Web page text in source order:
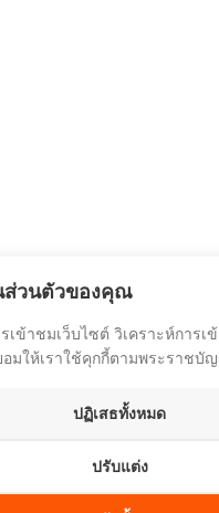
ส่วนตัวของคุณ
เข้าชมเว็บไซต์ วิเคราะห์การ
มให้เราใช้คุกกี้ตามพระราชบั
ปฏิเสธทั้งหมด
ปรับแต่ง